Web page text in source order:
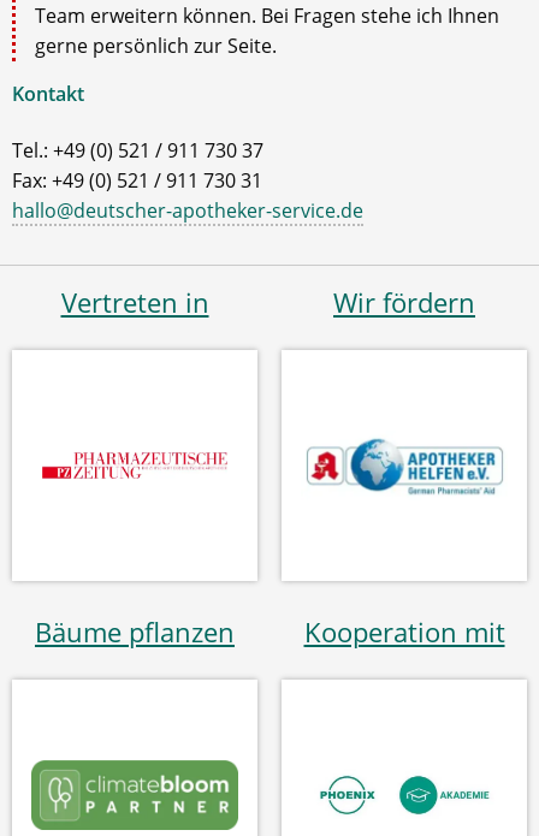
Team erweitern können. Bei Fragen stehe ich Ihnen
gerne persönlich zur Seite.
Kontakt
Tel.: +49 (0) 521 / 911 730 37
Fax: +49 (0) 521 / 911 730 31
hallo@deutscher-apotheker-service.de
Vertreten in Wir fördern
Bäume pflanzen Kooperation mit